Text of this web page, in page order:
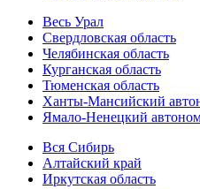
Весь Урал
Свердловская область
Челябинская область
Курганская область
Тюменская область
Ханты-Мансийский
Ямало-Ненецкий
Вся Сибирь
Алтайский край
Иркутская область